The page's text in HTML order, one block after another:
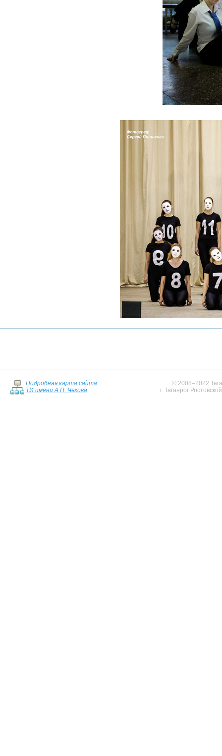
Подробная карта сайта
ТИ имени А.П. Чехова
© 2008–2022
г. Таганрог